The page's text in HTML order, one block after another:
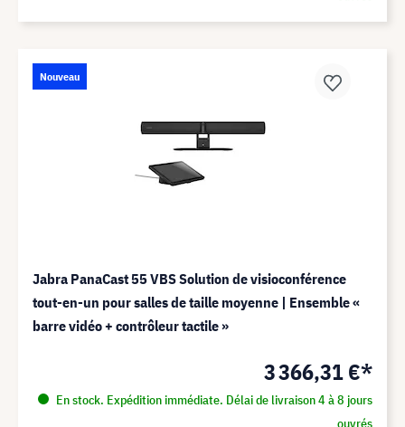
Nouveau
Jabra PanaCast 55 VBS Solution de visioconférence
tout-en-un pour salles de taille moyenne | Ensemble «
barre vidéo + contrôleur tactile »
3 366,31 €*
En stock. Expédition immédiate. Délai de livraison 4 à 8 jours
ouvrés